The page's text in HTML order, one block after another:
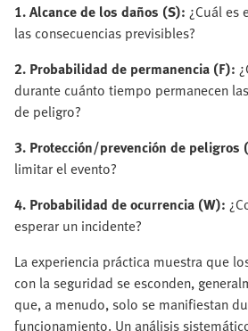
1. Alcance de los daños (S): ¿Cuál es
las consecuencias previsibles?
2. Probabilidad de permanencia (F):
durante cuánto tiempo permanecen
de peligro?
3. Protección/prevención de peligros
limitar el evento?
4. Probabilidad de ocurrencia (W):
esperar un incidente?
La experiencia práctica muestra que
con la seguridad se esconden,
que, a menudo, solo se manifiestan
funcionamiento. Un análisis